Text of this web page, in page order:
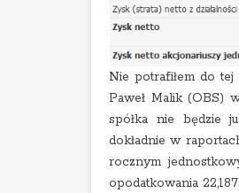
Nie potrafiłem do
Paweł Malik (OBS)
spółka nie będzie
dokładnie w
rocznym
opodatkowania